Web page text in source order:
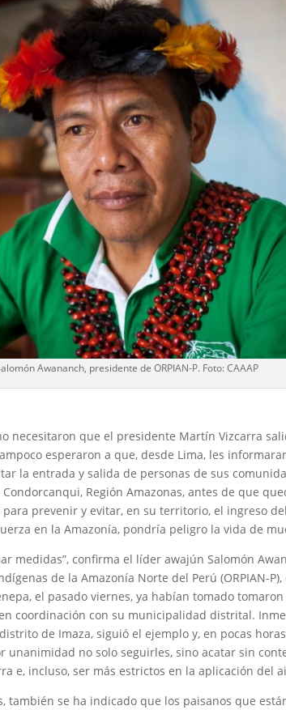
Awananch, presidente de ORPIAN-P. Foto: CAAAP
necesitaron que el presidente Martín Vizcarra
esperaron a que, desde Lima, les
la entrada y salida de personas de sus
Región Amazonas, antes de que
prevenir y evitar, en su territorio, el ingreso del
en la Amazonía, pondría peligro la vida de
medidas”, confirma el líder awajún Salomón
de la Amazonía Norte del Perú (ORPIAN-
el pasado viernes, ya habían tomado
coordinación con su municipalidad distrital.
de Imaza, siguió el ejemplo y, en pocas
unanimidad no solo seguirles, sino acatar sin
e, incluso, ser más estrictos en la aplicación del
también se ha indicado que los paisanos que